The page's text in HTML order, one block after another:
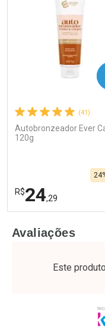
(41)
Autobronzeador Ever
120g
R$24,29
COMPRAR
Laboratório
Por Menos
Avaliações
Este